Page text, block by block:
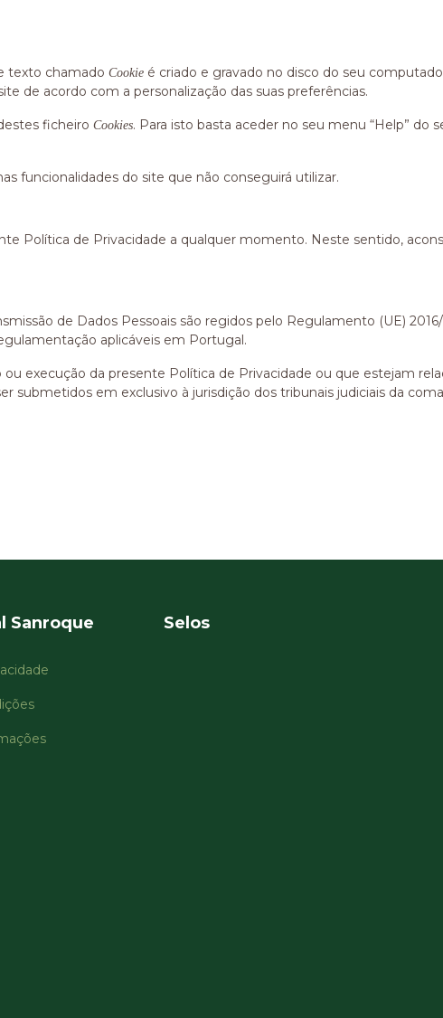
texto chamado Cookie é criado e gravado no disco do seu
de acordo com a personalização das suas preferências.
ficheiro Cookies. Para isto basta aceder no seu menu “Help” do
funcionalidades do site que não conseguirá utilizar.
Política de Privacidade a qualquer momento. Neste sentido,
de Dados Pessoais são regidos pelo Regulamento (UE)
aplicáveis em Portugal.
execução da presente Política de Privacidade ou que estejam
submetidos em exclusivo à jurisdição dos tribunais judiciais da
Sanroque Selos